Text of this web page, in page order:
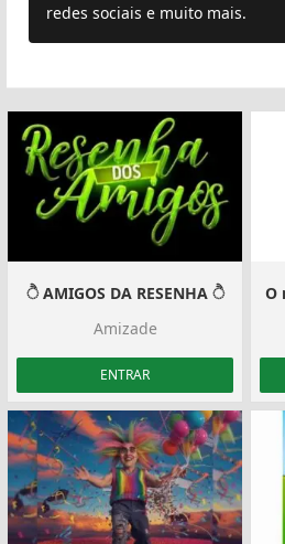
redes sociais e muito mais.
ੈ AMIGOS DA RESENHA ੈ︎
Amizade
ENTRAR